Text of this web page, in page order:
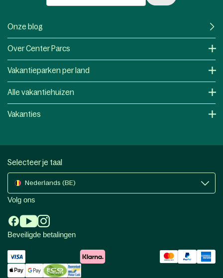
Onze blog
Over Center Parcs
Vakantieparken per land
Alle vakantiehuizen
Vakanties
Selecteer je taal
Nederlands (BE)
Volg ons
Beveiligde betalingen